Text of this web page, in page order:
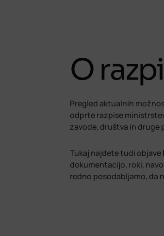
O
Pregled aktualnih
odprte razpise
zavode, društva in druge
Tukaj najdete tudi objave
dokumentacijo, roki,
redno posodabljamo, da